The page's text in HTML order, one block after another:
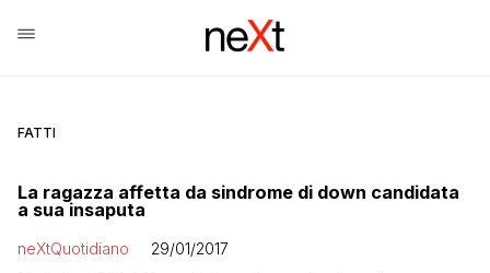
FATTI
La ragazza affetta da sindrome di down candidata
a sua insaputa
neXtQuotidiano 29/01/2017